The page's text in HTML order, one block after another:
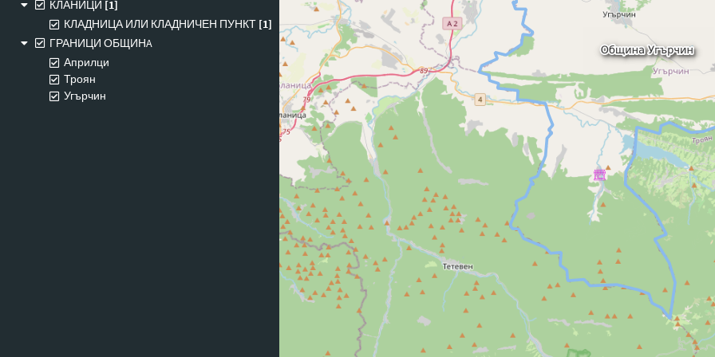
КЛАНИЦИ [1]
КЛАДНИЦА ИЛИ КЛАДНИЧЕН ПУНКТ [1]
ГРАНИЦИ ОБЩИНA
Априлци
Троян
Угърчин